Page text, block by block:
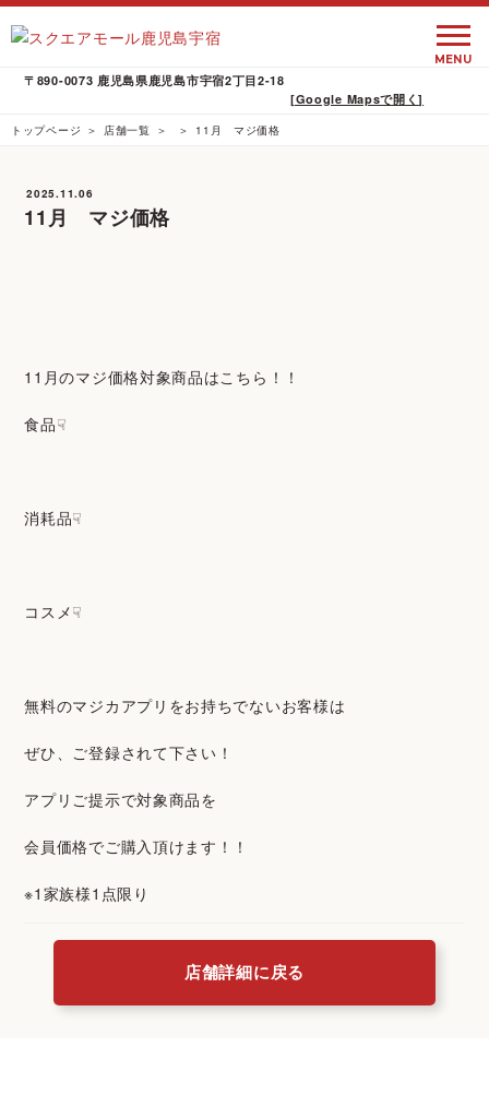
〒890-0073 鹿児島県鹿児島市宇宿2丁目2-18
[Google Mapsで開く]
MENU
トップページ 店舗一覧 11月 マジ価格
2025.11.06
11月 マジ価格
11月のマジ価格対象商品はこちら！！
食品☟
消耗品☟
コスメ☟
無料のマジカアプリをお持ちでないお客様は
ぜひ、ご登録されて下さい！
アプリご提示で対象商品を
会員価格でご購入頂けます！！
※1家族様1点限り
店舗詳細に戻る